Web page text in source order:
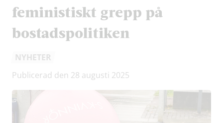
feministiskt grepp på
bostadspolitiken
NYHETER
Publicerad den 28 augusti 2025